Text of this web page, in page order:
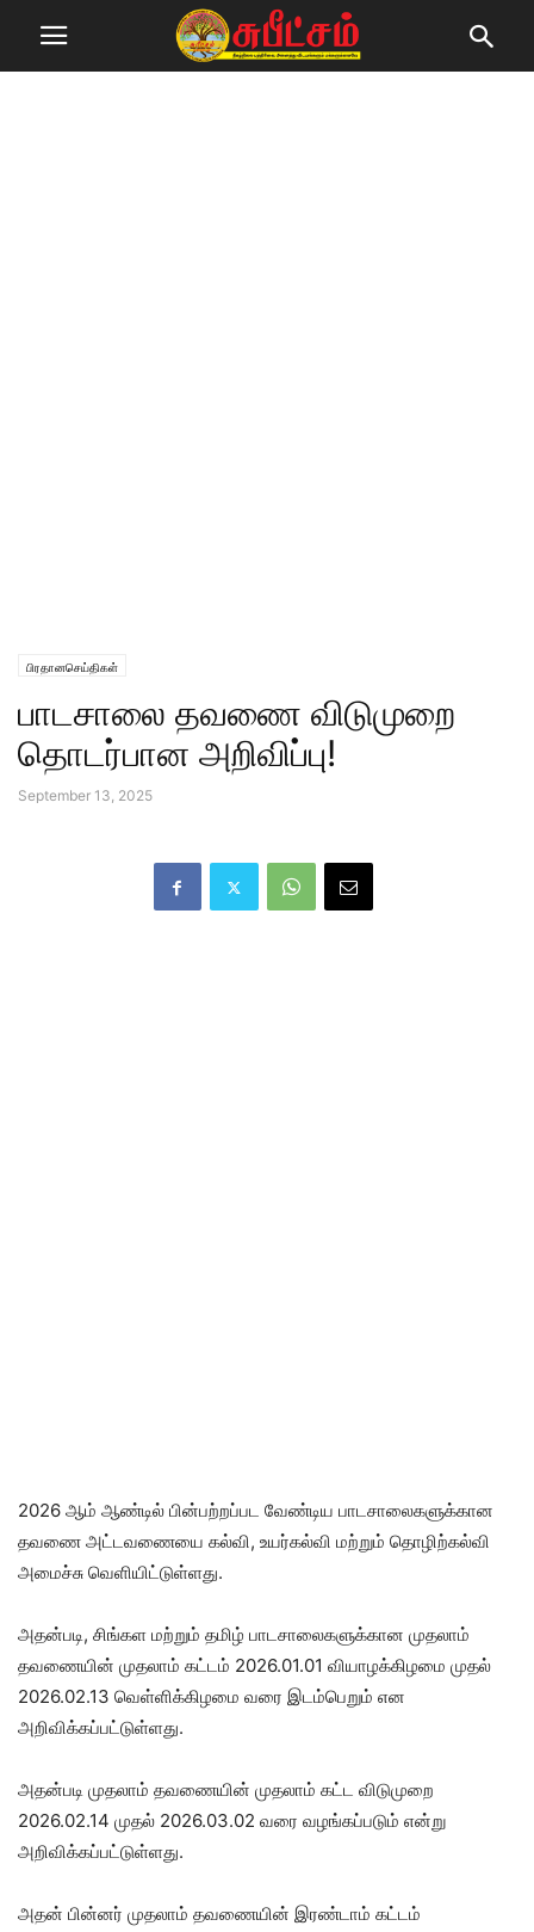
பிரதானசெய்திகள்
பாடசாலை தவணை விடுமுறை
தொடர்பான அறிவிப்பு!
September 13, 2025
2026 ஆம் ஆண்டில் பின்பற்றப்பட வேண்டிய பாடசாலைகளுக்கான
தவணை அட்டவணையை கல்வி, உயர்கல்வி மற்றும் தொழிற்கல்வி
அமைச்சு வெளியிட்டுள்ளது.
அதன்படி, சிங்கள மற்றும் தமிழ் பாடசாலைகளுக்கான முதலாம்
தவணையின் முதலாம் கட்டம் 2026.01.01 வியாழக்கிழமை முதல்
2026.02.13 வெள்ளிக்கிழமை வரை இடம்பெறும் என
அறிவிக்கப்பட்டுள்ளது.
அதன்படி முதலாம் தவணையின் முதலாம் கட்ட விடுமுறை
2026.02.14 முதல் 2026.03.02 வரை வழங்கப்படும் என்று
அறிவிக்கப்பட்டுள்ளது.
அதன் பின்னர் முதலாம் தவணையின் இரண்டாம் கட்டம்